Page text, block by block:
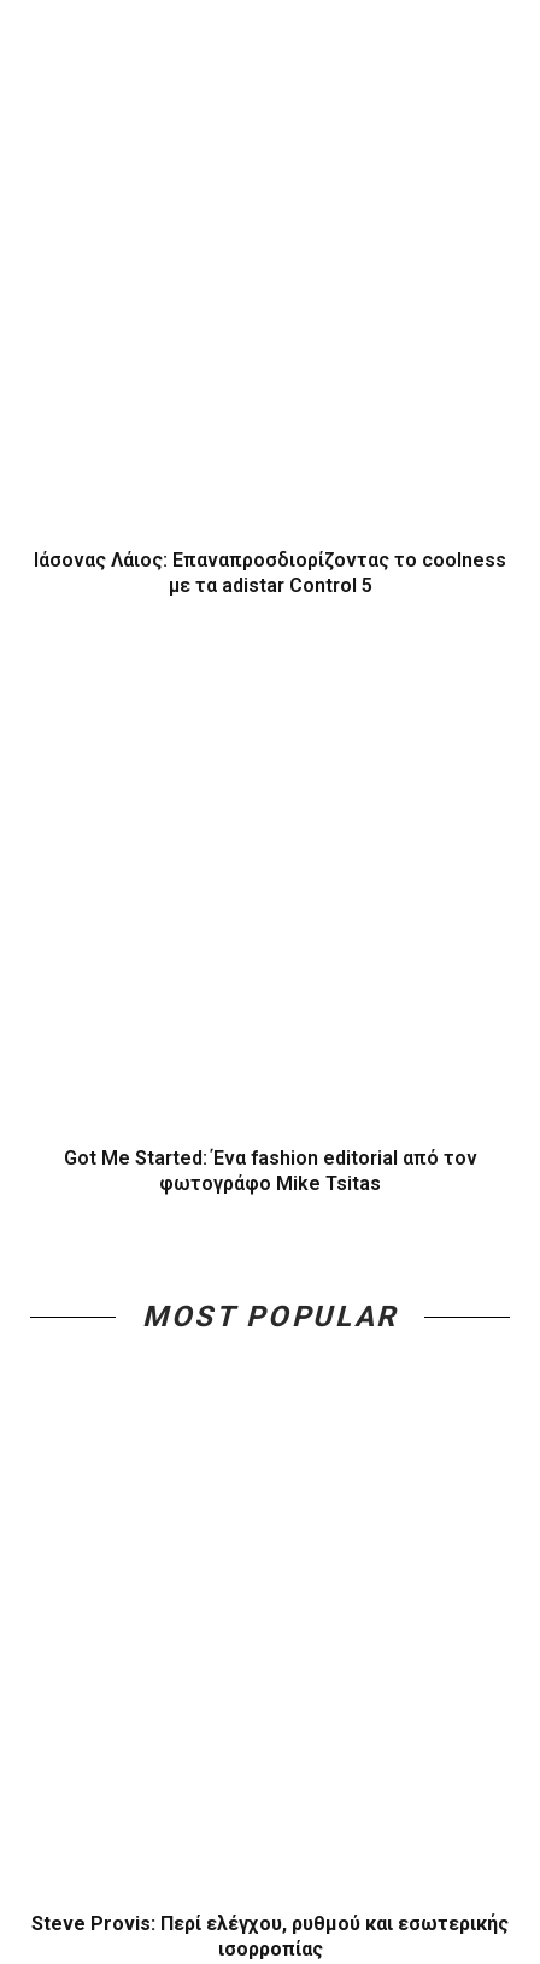
Ιάσονας Λάιος: Επαναπροσδιορίζοντας το coolness
με τα adistar Control 5
Got Me Started: Ένα fashion editorial από τον
φωτογράφο Mike Tsitas
MOST POPULAR
Steve Provis: Περί ελέγχου, ρυθμού και εσωτερικής
ισορροπίας